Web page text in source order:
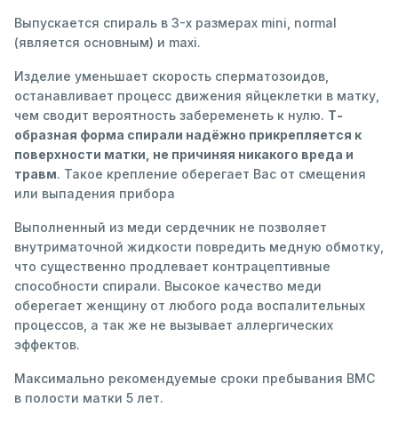
Выпускается спираль в 3-х размерах mini, normal
(является основным) и maxi.
Изделие уменьшает скорость сперматозоидов,
останавливает процесс движения яйцеклетки в матку,
чем сводит вероятность забеременеть к нулю. Т-
образная форма спирали надёжно прикрепляется к
поверхности матки, не причиняя никакого вреда и
травм. Такое крепление оберегает Вас от смещения
или выпадения прибора
Выполненный из меди сердечник не позволяет
внутриматочной жидкости повредить медную обмотку,
что существенно продлевает контрацептивные
способности спирали. Высокое качество меди
оберегает женщину от любого рода воспалительных
процессов, а так же не вызывает аллергических
эффектов.
Максимально рекомендуемые сроки пребывания ВМС
в полости матки 5 лет.